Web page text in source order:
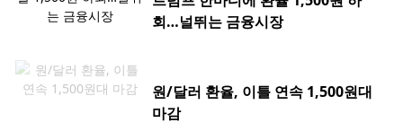
회…널뛰는 금융시장
원/달러 환율, 이틀 연속 1,500원대
마감